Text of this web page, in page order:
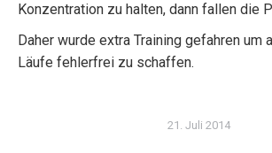
Konzentration zu halten, dann fallen die
Daher wurde extra Training gefahren um
Läufe fehlerfrei zu schaffen.
21. Juli 2014